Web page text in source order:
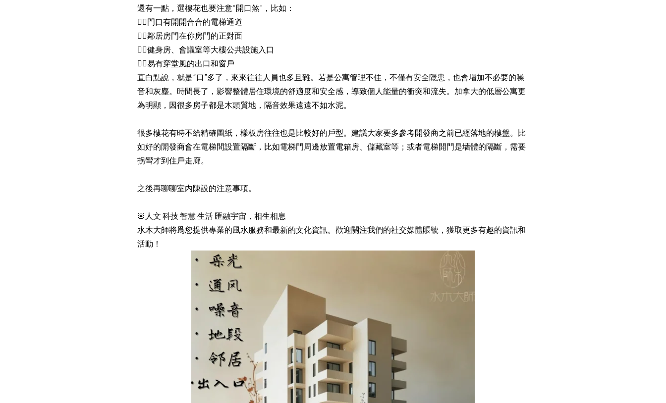
還有一點，選樓花也要注意“開口煞”，比如：
👉🏻門口有開開合合的電梯通道
👉🏻鄰居房門在你房門的正對面
👉🏻健身房、會議室等大樓公共設施入口
👉🏻易有穿堂風的出口和窗戶
直白點說，就是“口”多了，來來往往人員也多且雜。若是公寓管理不佳，不僅有安全隱患，也會增加不必要的噪
音和灰塵。時間長了，影響整體居住環境的舒適度和安全感，導致個人能量的衝突和流失。加拿大的低層公寓更
為明顯，因很多房子都是木頭質地，隔音效果遠遠不如水泥。
很多樓花有時不給精確圖紙，樣板房往往也是比較好的戶型。建議大家要多參考開發商之前已經落地的樓盤。比
如好的開發商會在電梯間設置隔斷，比如電梯門周邊放置電箱房、儲藏室等；或者電梯開門是墻體的隔斷，需要
拐彎才到住戶走廊。
之後再聊聊室内陳設的注意事項。
🌸人文 科技 智慧 生活 匯融宇宙，相生相息
水木大師將爲您提供專業的風水服務和最新的文化資訊。歡迎關注我們的社交媒體賬號，獲取更多有趣的資訊和
活動！